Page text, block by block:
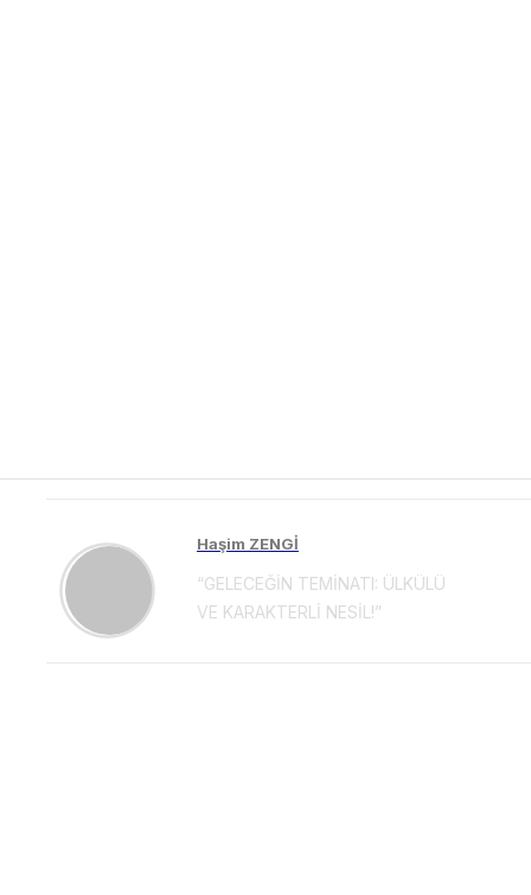
Haşim ZENGİ
“GELECEĞİN TEMİNATI: ÜLKÜLÜ
VE KARAKTERLİ NESİL!”